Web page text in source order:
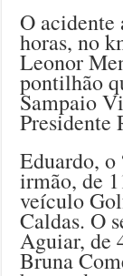
O acidente
horas, no
Leonor
pontilhão
Sampaio
Presidente
Eduardo, o
irmão, de
veículo
Caldas. O
Aguiar, de
Bruna